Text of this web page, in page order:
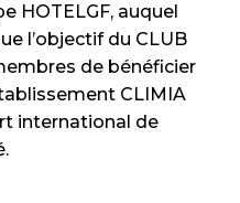
HOTELGF, auquel
l’objectif du CLUB
de bénéficier
CLIMIA
international de